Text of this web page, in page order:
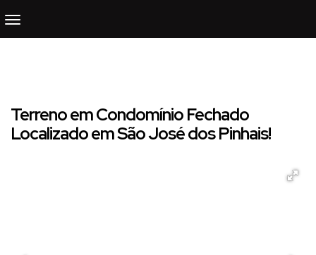
Terreno em Condomínio Fechado
Localizado em São José dos Pinhais!